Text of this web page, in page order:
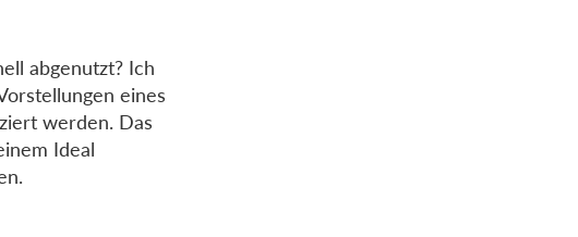
abgenutzt? Ich
eines
werden. Das
Ideal